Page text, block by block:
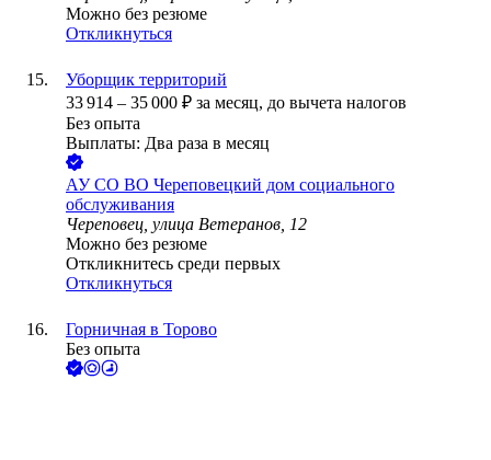
Можно без резюме
Откликнуться
Уборщик территорий
33 914 – 35 000 ₽ за месяц, до вычета налогов
Без опыта
Выплаты: Два раза в месяц
АУ СО ВО Череповецкий дом социального
обслуживания
Череповец, улица Ветеранов, 12
Можно без резюме
Откликнитесь среди первых
Откликнуться
Горничная в Торово
Без опыта